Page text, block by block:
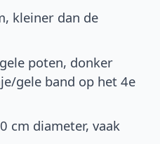
kleiner dan de
poten, donker
gele band op het 4e
cm diameter, vaak